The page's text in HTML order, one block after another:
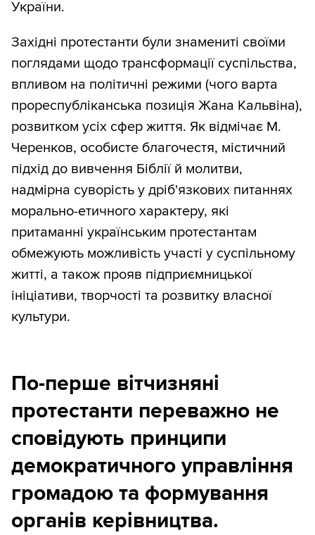
України.
Західні протестанти були знамениті своїми
поглядами щодо трансформації суспільства,
впливом на політичні режими (чого варта
прореспубліканська позиція Жана Кальвіна),
розвитком усіх сфер життя. Як відмічає М.
Черенков, особисте благочестя, містичний
підхід до вивчення Біблії й молитви,
надмірна суворість у дріб'язкових питаннях
морально-етичного характеру, які
притаманні українським протестантам
обмежують можливість участі у суспільному
житті, а також прояв підприємницької
ініціативи, творчості та розвитку власної
культури.
По-перше вітчизняні
протестанти переважно не
сповідують принципи
демократичного управління
громадою та формування
органів керівництва.